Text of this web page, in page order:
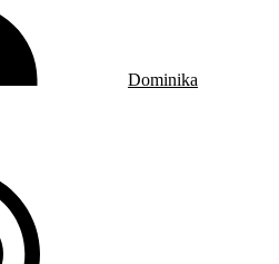
Dominika